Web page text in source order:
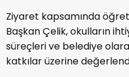
Ziyaret kapsamında
Başkan Çelik, okulların
süreçleri ve belediye
katkılar üzerine